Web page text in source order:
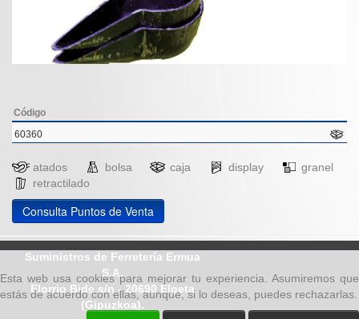
Código
60360
atados bolsa caja display
granel
retractilado
Consulta Puntos de Venta
Suministros de Ferretería Ermua
S.A.
Elorrio Bide s/n - 20690 Elgeta
(Gipuzkoa).
Esta web usa cookies para mejorar tu experiencia. Asumiremos que
estás de acuerdo con ellas, aunque, si lo deseas, puedes rechazarlas.